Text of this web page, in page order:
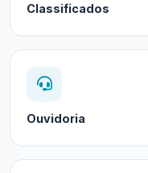
Classificados
Ouvidoria